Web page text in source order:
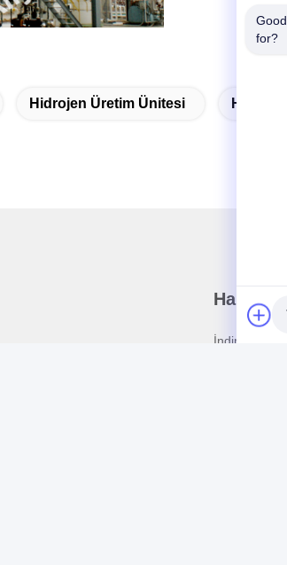
Hidrojen Üretim Ünitesi
Haber
İndirimler ve
for?